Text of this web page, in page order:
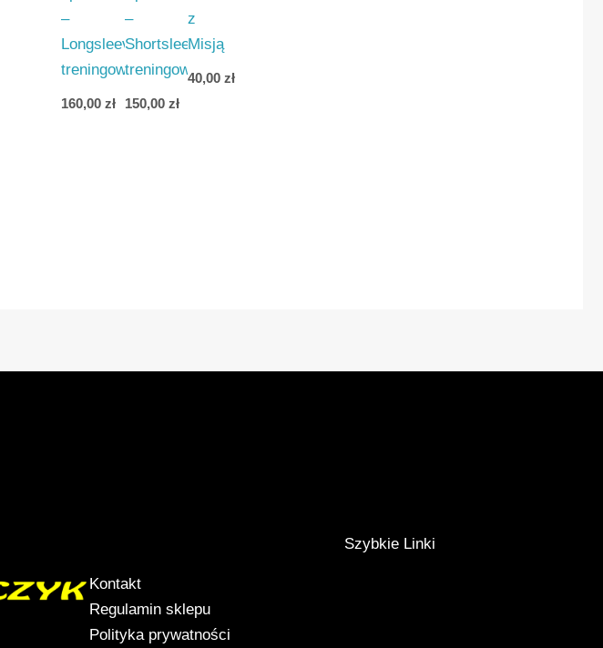
–
Longsleeve
treningowa
160,00zł
–
Shortsleeve
treningowa
150,00 zł
z
Misją
40,00zł
Szybkie Linki
Kontakt
Regulamin sklepu
Polityka prywatności